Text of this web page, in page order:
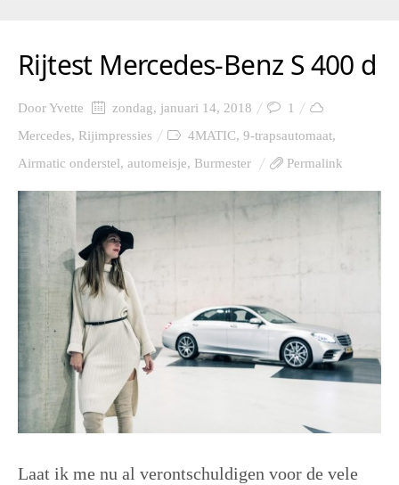
Rijtest Mercedes-Benz S 400 d
DoorYvette zondag, januari 14, 2018
1
Mercedes, Rijimpressies 4MATIC, 9-trapsautomaat,
Airmatic onderstel, automeisje, Burmester Permalink
Laat ik me nu al verontschuldigen voor de vele